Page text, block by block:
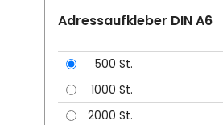
Adressaufkleber DIN A6
500 St.
1000 St.
2000 St.